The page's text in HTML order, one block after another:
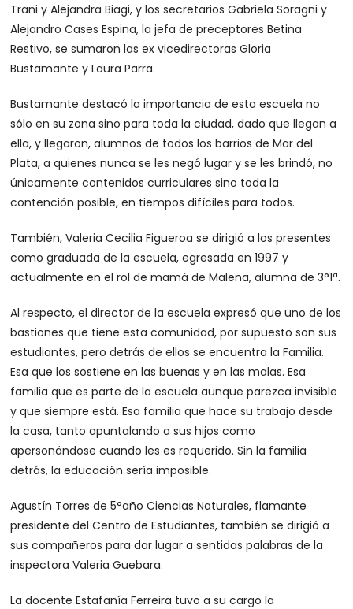
Trani y Alejandra Biagi, y los secretarios Gabriela Soragni y
Alejandro Cases Espina, la jefa de preceptores Betina
Restivo, se sumaron las ex vicedirectoras Gloria
Bustamante y Laura Parra.
Bustamante destacó la importancia de esta escuela no
sólo en su zona sino para toda la ciudad, dado que llegan a
ella, y llegaron, alumnos de todos los barrios de Mar del
Plata, a quienes nunca se les negó lugar y se les brindó, no
únicamente contenidos curriculares sino toda la
contención posible, en tiempos difíciles para todos.
También, Valeria Cecilia Figueroa se dirigió a los presentes
como graduada de la escuela, egresada en 1997 y
actualmente en el rol de mamá de Malena, alumna de 3°1ª.
Al respecto, el director de la escuela expresó que uno de los
bastiones que tiene esta comunidad, por supuesto son sus
estudiantes, pero detrás de ellos se encuentra la Familia.
Esa que los sostiene en las buenas y en las malas. Esa
familia que es parte de la escuela aunque parezca invisible
y que siempre está. Esa familia que hace su trabajo desde
la casa, tanto apuntalando a sus hijos como
apersonándose cuando les es requerido. Sin la familia
detrás, la educación sería imposible.
Agustín Torres de 5°año Ciencias Naturales, flamante
presidente del Centro de Estudiantes, también se dirigió a
sus compañeros para dar lugar a sentidas palabras de la
inspectora Valeria Guebara.
La docente Estafanía Ferreira tuvo a su cargo la